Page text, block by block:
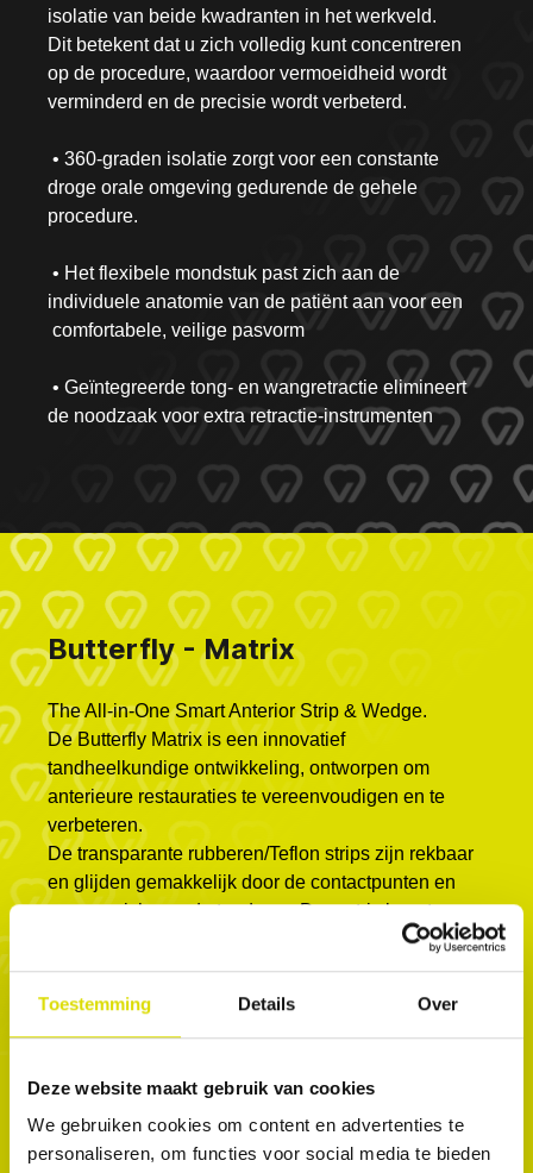
Toestemming Details Over
Deze website maakt gebruik van cookies
We gebruiken cookies om content en advertenties te
personaliseren, om functies voor social media te bieden
isolatie van beide kwadranten in het werkveld.
Dit betekent dat u zich volledig kunt concentreren
op de procedure, waardoor vermoeidheid wordt
verminderd en de precisie wordt verbeterd.
• 360-graden isolatie zorgt voor een constante
droge orale omgeving gedurende de gehele
procedure.
• Het flexibele mondstuk past zich aan de
individuele anatomie van de patiënt aan voor een
comfortabele, veilige pasvorm
• Geïntegreerde tong- en wangretractie elimineert
de noodzaak voor extra retractie-instrumenten
Butterfly - Matrix
The All-in-One Smart Anterior Strip & Wedge.
De Butterfly Matrix is ​​een innovatief
tandheelkundige ontwikkeling, ontworpen om
anterieure restauraties te vereenvoudigen en te
verbeteren.
De transparante rubberen/Teflon strips zijn rekbaar
en glijden gemakkelijk door de contactpunten en
passen zich aan de tand aan. De matrix bevat een
wig en linguale vleugels die de matrix stevig op zijn
plaats houden, zodat er zonder zorgen met de
handen gewerkt kan worden tijdens de
optimale contactpunten en gemak garandeert
aangrenzende tanden tijdens restauraties van
klasse 3, klasse 4 en facings in de anterieure zone,